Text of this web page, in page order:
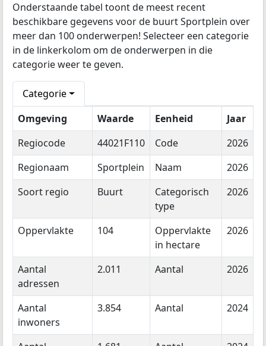
Onderstaande tabel toont de meest recent
beschikbare gegevens voor de buurt Sportplein over
meer dan 100 onderwerpen! Selecteer een categorie
in de linkerkolom om de onderwerpen in die
categorie weer te geven.
Categorie
Omgeving
Waarde Eenheid
Jaar
Regiocode
44021F110 Code
2026
Regionaam
Sportplein Naam
2026
Soort regio
Buurt
Categorisch
type
2026
Oppervlakte 104
Oppervlakte
in hectare
2026
Aantal
adressen
2.011 Aantal 2026
Aantal
inwoners
3.854 Aantal 2024